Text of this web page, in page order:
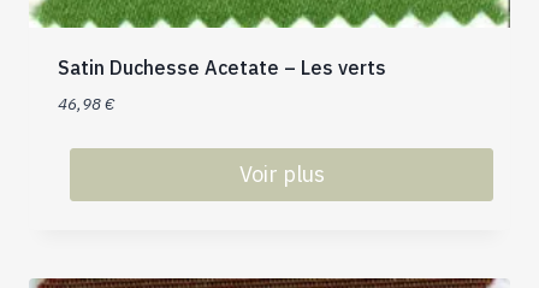
Satin Duchesse Acetate – Les verts
46,98€
Voir plus
a